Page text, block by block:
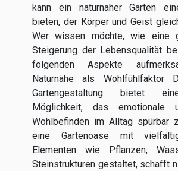
kann ein naturnaher Garten
bieten, der Körper und Geist
Wer wissen möchte, wie eine
Steigerung der Lebensqualität
folgenden Aspekte
Naturnähe als Wohlfühlfaktor
Gartengestaltung bietet
Möglichkeit, das emotionale
Wohlbefinden im Alltag spürbar
eine Gartenoase mit
Elementen wie Pflanzen,
Steinstrukturen gestaltet, schafft